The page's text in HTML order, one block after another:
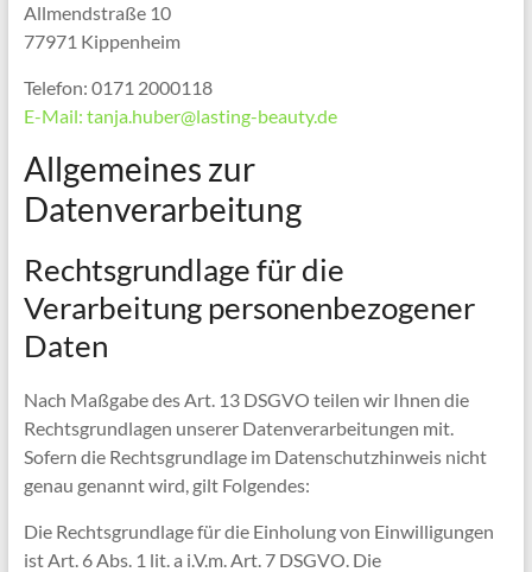
Allmendstraße 10
77971 Kippenheim
Telefon: 0171 2000118
E-Mail: tanja.huber@lasting-beauty.de
Allgemeines zur
Datenverarbeitung
Rechtsgrundlage für die
Verarbeitung personenbezogener
Daten
Nach Maßgabe des Art. 13 DSGVO teilen wir Ihnen die
Rechtsgrundlagen unserer Datenverarbeitungen mit.
Sofern die Rechtsgrundlage im Datenschutzhinweis nicht
genau genannt wird, gilt Folgendes:
Die Rechtsgrundlage für die Einholung von Einwilligungen
ist Art. 6 Abs. 1 lit. a i.V.m. Art. 7 DSGVO. Die